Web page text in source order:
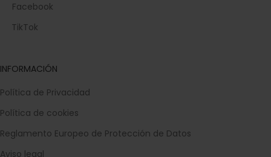
Facebook
TikTok
INFORMACIÓN
Política de Privacidad
Política de cookies
Reglamento Europeo de Protección de Datos
Aviso legal